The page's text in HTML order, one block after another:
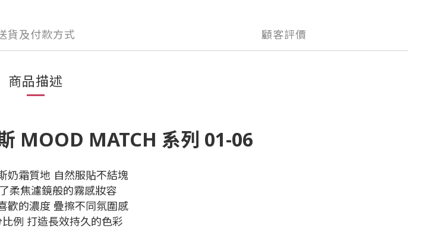
貨及付款方式 顧客評價
商品描述
MOOD MATCH 系列 01-06
奶霜質地 自然服貼不結塊
柔焦濾鏡般的霧感妝容
歡的濃度 疊擦不同氛圍感
例 打造長效持久的色彩